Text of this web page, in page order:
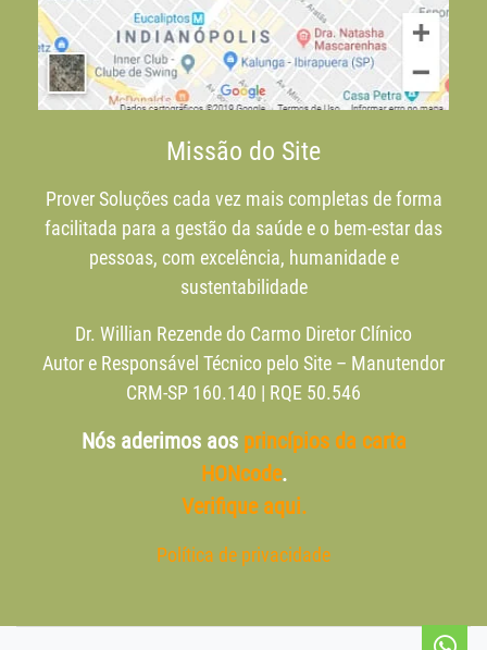
Missão do Site
Prover Soluções cada vez mais completas de forma
facilitada para a gestão da saúde e o bem-estar das
pessoas, com excelência, humanidade e
sustentabilidade
Dr. Willian Rezende do Carmo Diretor Clínico
Autor e Responsável Técnico pelo Site – Manutendor
CRM-SP 160.140 | RQE 50.546
Nós aderimos aos princípios da carta
HONcode.
Verifique aqui.
Política de privacidade